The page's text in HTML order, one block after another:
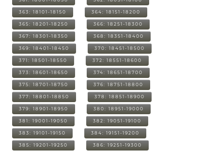
363: 18101-18150 364: 18151-18200
365: 18201-18250 366: 18251-18300
367: 18301-18350 368: 18351-18400
369: 18401-18450 370: 18451-18500
371: 18501-18550 372: 18551-18600
373: 18601-18650 374: 18651-18700
375: 18701-18750 376: 18751-18800
377: 18801-18850 378: 18851-18900
379: 18901-18950 380: 18951-19000
381: 19001-19050 382: 19051-19100
383: 19101-19150 384: 19151-19200
385: 19201-19250 386: 19251-19300